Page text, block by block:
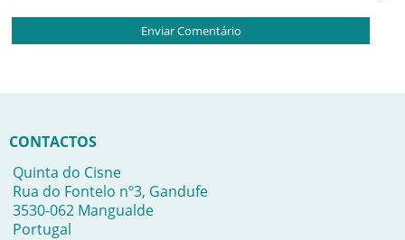
CONTACTOS
Quinta do Cisne
Rua do Fontelo nº3, Gandufe
3530-062 Mangualde
Portugal